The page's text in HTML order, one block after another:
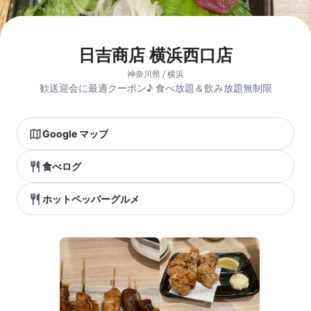
日吉商店 横浜西口店
神奈川県 / 横浜
歓送迎会に最適クーポン♪ 食べ放題＆飲み放題無制限
Google マップ
食べログ
ホットペッパーグルメ